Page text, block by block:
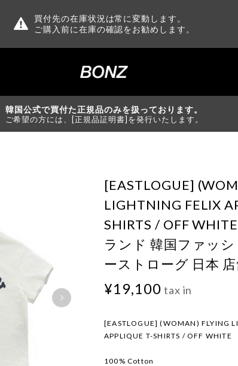
買付先の在庫状況は常に変動します。
ご購入前に在庫の確認をお勧めします。
韓国公式で買付た正規品のみを扱っております。
ご希望の方には、[正規品証明書]を発行いたします。
[EASTLOGUE]
LIGHTNING FELIX
SHIRTS / OFF
ランド 韓国ファッ
ーストローグ 日本
¥19,100 tax in
[EASTLOGUE] (WOMAN) FLYING
APPLIQUE T-SHIRTS / OFF WHITE
100% Cotton